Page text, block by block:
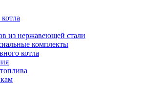
из нержавеющей стали
комплекты
котла